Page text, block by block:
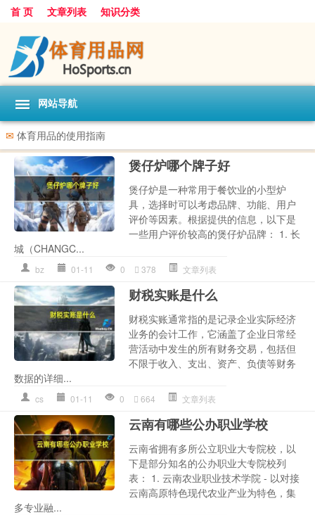
首 页 文章列表 知识分类
网站导航
✉ 体育用品的使用指南
煲仔炉哪个牌子好
煲仔炉是一种常用于餐饮业的小型炉
具，选择时可以考虑品牌、功能、用户
评价等因素。根据提供的信息，以下是
一些用户评价较高的煲仔炉品牌： 1. 长
城（CHANGC...
bz 01-11 0 378 文章列表
财税实账是什么
财税实账通常指的是记录企业实际经济
业务的会计工作，它涵盖了企业日常经
营活动中发生的所有财务交易，包括但
不限于收入、支出、资产、负债等财务
数据的详细...
cs 01-11 0 664 文章列表
云南有哪些公办职业学校
云南省拥有多所公立职业大专院校，以
下是部分知名的公办职业大专院校列
表： 1. 云南农业职业技术学院 - 以对接
云南高原特色现代农业产业为特色，集
多专业融...